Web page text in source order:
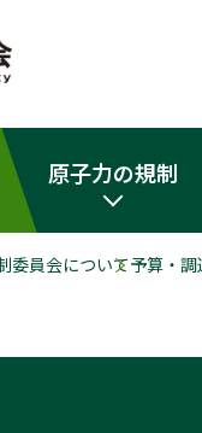
原子力の規制
委員会について予算・